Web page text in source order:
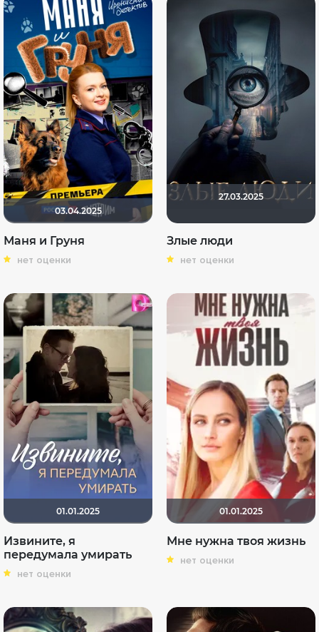
03.04.2025
Маня и Груня
нет оценки
27.03.2025
Злые люди
нет оценки
01.01.2025
Извините, я
передумала умирать
нет оценки
01.01.2025
Мне нужна твоя жизнь
нет оценки